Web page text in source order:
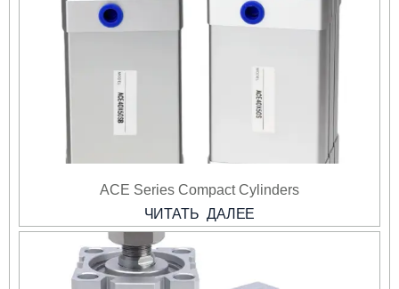
ACE Series Compact Cylinders
ЧИТАТЬ ДАЛЕЕ